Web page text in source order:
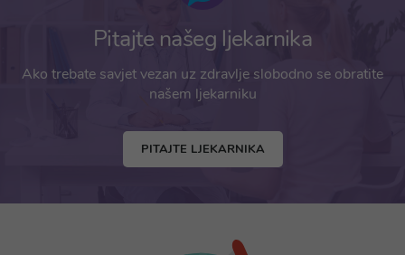
Pitajte našeg ljekarnika
Ako trebate savjet vezan uz zdravlje slobodno se obratite
našem ljekarniku
PITAJTE LJEKARNIKA